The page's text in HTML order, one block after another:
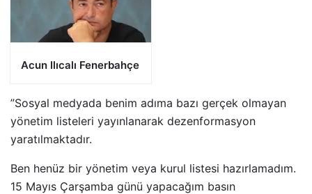
Acun Ilıcalı Fenerbahçe
”Sosyal medyada benim adıma bazı gerçek olmayan
yönetim listeleri yayınlanarak dezenformasyon
yaratılmaktadır.
Ben henüz bir yönetim veya kurul listesi hazırlamadım.
15 Mayıs Çarşamba günü yapacağım basın